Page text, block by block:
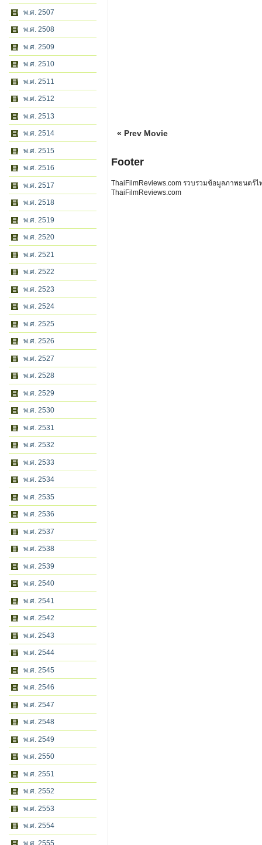
พ.ศ. 2507
พ.ศ. 2508
พ.ศ. 2509
พ.ศ. 2510
พ.ศ. 2511
พ.ศ. 2512
พ.ศ. 2513
พ.ศ. 2514
พ.ศ. 2515
พ.ศ. 2516
พ.ศ. 2517
พ.ศ. 2518
พ.ศ. 2519
พ.ศ. 2520
พ.ศ. 2521
พ.ศ. 2522
พ.ศ. 2523
พ.ศ. 2524
พ.ศ. 2525
พ.ศ. 2526
พ.ศ. 2527
พ.ศ. 2528
พ.ศ. 2529
พ.ศ. 2530
พ.ศ. 2531
พ.ศ. 2532
พ.ศ. 2533
พ.ศ. 2534
พ.ศ. 2535
พ.ศ. 2536
พ.ศ. 2537
พ.ศ. 2538
พ.ศ. 2539
พ.ศ. 2540
พ.ศ. 2541
พ.ศ. 2542
พ.ศ. 2543
พ.ศ. 2544
พ.ศ. 2545
พ.ศ. 2546
พ.ศ. 2547
พ.ศ. 2548
พ.ศ. 2549
พ.ศ. 2550
พ.ศ. 2551
พ.ศ. 2552
พ.ศ. 2553
พ.ศ. 2554
พ.ศ. 2555
« Prev Movie
Footer
ThaiFilmReviews.com รวบรวมข้อมูลภาพยนตร์
ThaiFilmReviews.com